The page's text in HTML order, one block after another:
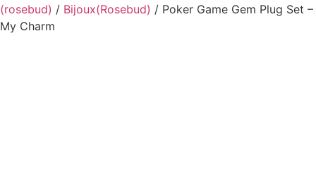
(rosebud) / Bijoux(Rosebud) / Poker Game Gem Plug Set –
My Charm